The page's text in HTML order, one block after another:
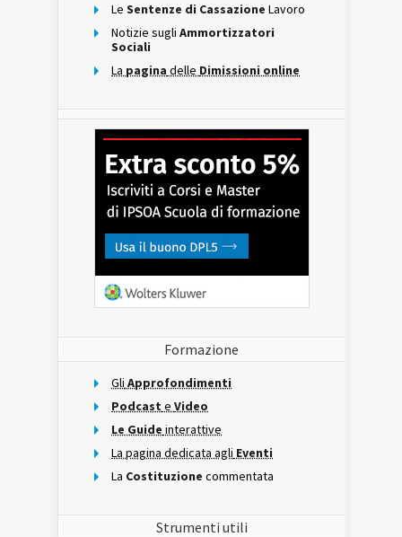
Le Sentenze di Cassazione Lavoro
Notizie sugli Ammortizzatori
Sociali
La pagina delle Dimissioni online
Formazione
Gli Approfondimenti
Podcast e Video
Le Guide interattive
La pagina dedicata agli Eventi
La Costituzione commentata
Strumenti utili